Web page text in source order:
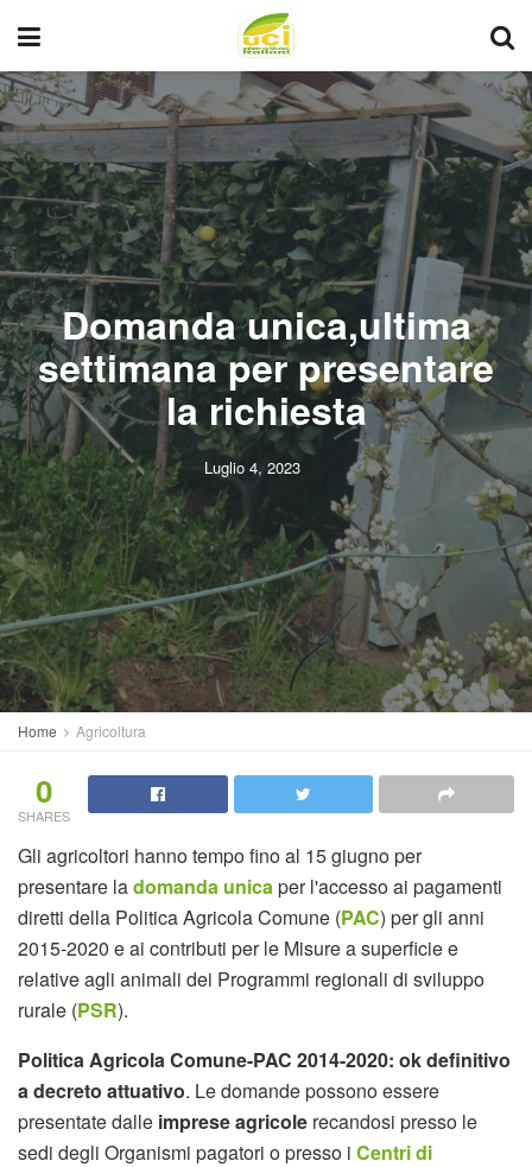
Domanda unica,ultima
settimana per presentare
la richiesta
Luglio 4, 2023
Home Agricoltura
0
SHARES
Gli agricoltori hanno tempo fino al 15 giugno per
presentare ladomanda unicaper l'accesso ai pagamenti
diretti della Politica Agricola Comune (PAC) per gli anni
2015-2020 e ai contributi per le Misure a superficie e
relative agli animali dei Programmi regionali di sviluppo
rurale (PSR).
Politica Agricola Comune-PAC 2014-2020: ok definitivo
a decreto attuativo. Le domande possono essere
presentate dalle imprese agricole recandosi presso le
sedi degli Organismi pagatori o presso i Centri di